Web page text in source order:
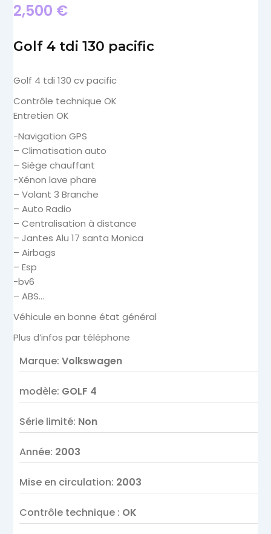
2,500 €
Golf 4 tdi 130 pacific
Golf 4 tdi 130 cv pacific
Contrôle technique OK
Entretien OK
-Navigation GPS
– Climatisation auto
– Siège chauffant
-Xénon lave phare
– Volant 3 Branche
– Auto Radio
– Centralisation à distance
– Jantes Alu 17 santa Monica
– Airbags
– Esp
-bv6
– ABS…
Véhicule en bonne état général
Plus d’infos par téléphone
Marque:Volkswagen
modèle: GOLF 4
Série limité: Non
Année: 2003
Mise en circulation: 2003
Contrôle technique : OK